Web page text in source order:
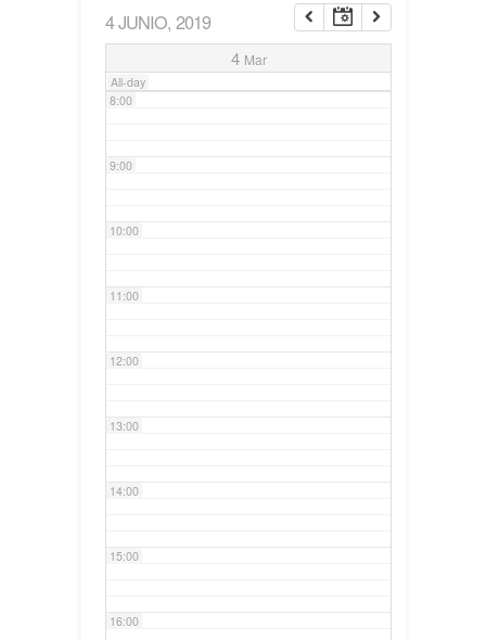
4 JUNIO, 2019
4 Mar
All-day
7:00
8:00
9:00
10:00
11:00
12:00
13:00
14:00
15:00
16:00